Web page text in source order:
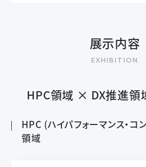
展示内容
HPC領域 × DX推進領
HPC (ハイパフォーマンス・コ
領域